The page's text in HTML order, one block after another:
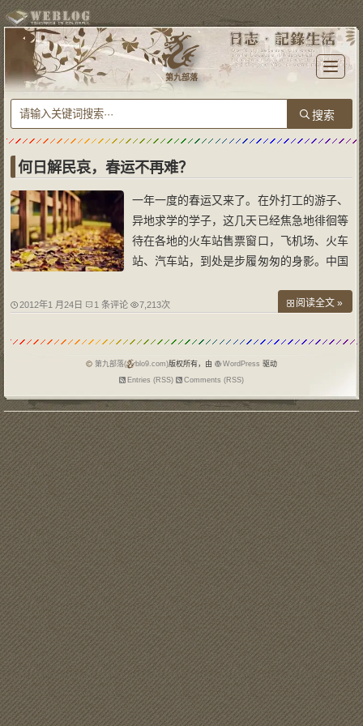
T
o
l
e
n
i
n
第九部落
何日解民哀，春运不再难？
一年一度的春运又来了。在外打工的游子、
异地求学的学子，这几天已经焦急地徘徊等
待在各地的火车站售票窗口，飞机场、火车
站、汽车站，到处是步履匆匆的身影。中国
台了增加运力、严打票贩子、火车票实名制
“一票难求”的大戏，面对着这场人类历
2012年1 月24日 1 条评论 7,213次 阅读全文 »
第九部落( blo9.com)版权所有，由 WordPress 驱动
Entries (RSS)
Comments (RSS)